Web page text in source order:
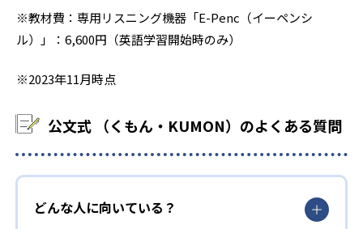
※教材費：専用リスニング機器「E-Penc（イーペンシ
ル）」：6,600円（英語学習開始時のみ）
※2023年11月時点
公文式 （くもん・KUMON）のよくある質問
どんな人に向いている？